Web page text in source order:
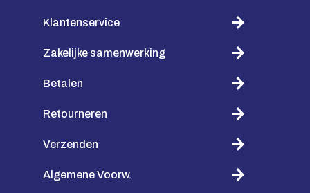
Klantenservice
Zakelijke samenwerking
Betalen
Retourneren
Verzenden
Algemene Voorw.